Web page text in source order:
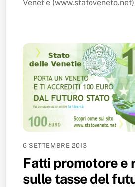
Venetie
6 SETTEMBRE 2013
Fatti promotore e
sulle tasse del